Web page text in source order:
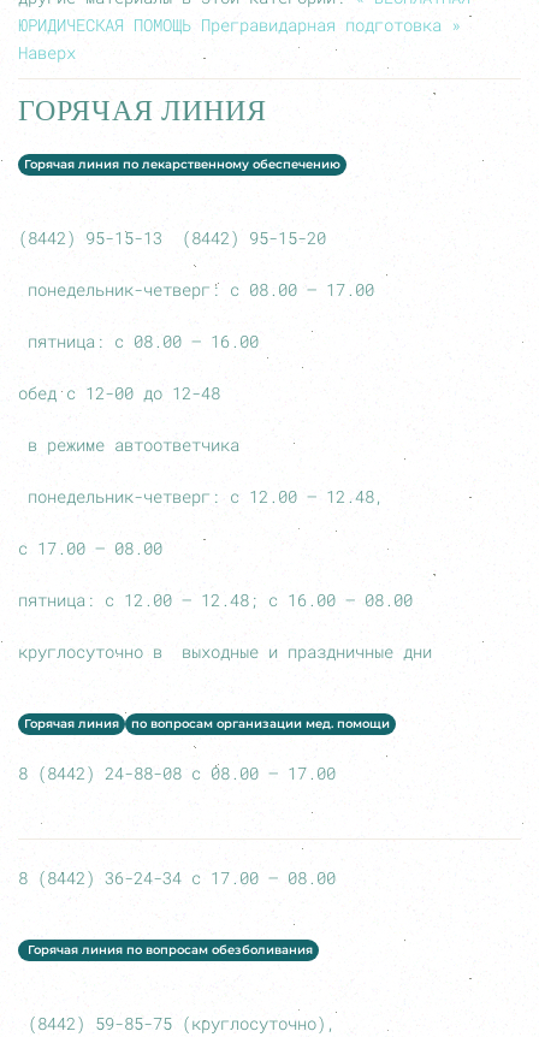
ЮРИДИЧЕСКАЯ ПОМОЩЬ Прегравидарная подготовка »
Наверх
ГОРЯЧАЯ ЛИНИЯ
Горячая линия по лекарственному обеспечению
(8442) 95-15-13 (8442) 95-15-20
понедельник-четверг: с 08.00 – 17.00
пятница: с 08.00 – 16.00
обед с 12-00 до 12-48
в режиме автоответчика
понедельник-четверг: с 12.00 – 12.48,
с 17.00 – 08.00
пятница: с 12.00 – 12.48; с 16.00 – 08.00
круглосуточно в выходные и праздничные дни
Горячая линия по вопросам организации мед. помощи
8 (8442) 24-88-08 с 08.00 – 17.00
8 (8442) 36-24-34 с 17.00 – 08.00
Горячая линия по вопросам обезболивания
(8442) 59-85-75 (круглосуточно),